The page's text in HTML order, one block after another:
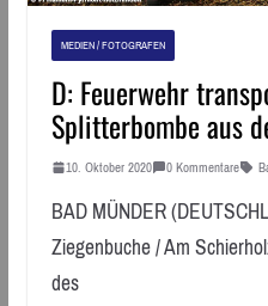
MEDIEN / FOTOGRAFEN
D: Feuerwehr
Splitterbombe aus
10. Oktober 2020 0 Kommentare
BAD MÜNDER
Ziegenbuche / Am
des